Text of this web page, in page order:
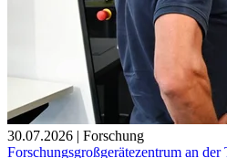
30.07.2026
Forschung
Forschungsgroßgerätezentrum an